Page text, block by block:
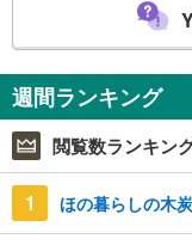
週間ランキング
閲覧数ランキン
1 ほの暮らしの木